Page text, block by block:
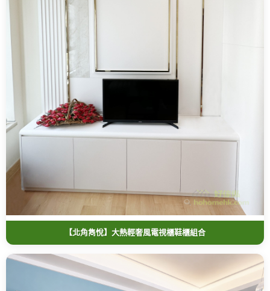
【北角雋悅】大熱輕奢風電視櫃鞋櫃組合